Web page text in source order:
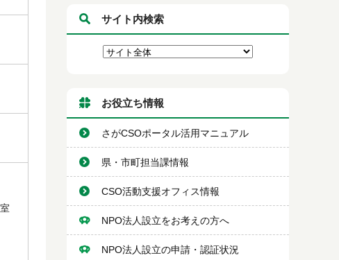
サイト内検索
お役立ち情報
さがCSOポータル活用マニュアル
県・市町担当課情報
CSO活動支援オフィス情報
NPO法人設立をお考えの方へ
NPO法人設立の申請・認証状況